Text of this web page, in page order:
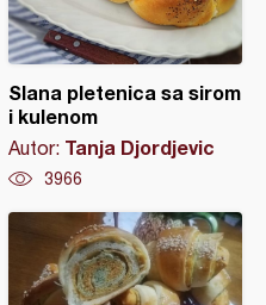
Slana pletenica sa sirom
i kulenom
Autor: Tanja Djordjevic
3966